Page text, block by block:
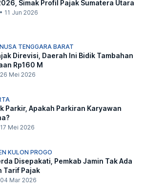
Simak Profil Pajak Sumatera Utara
• 11 Jun 2026
TENGGARA BARAT
Direvisi, Daerah Ini Bidik Tambahan
Rp160 M
26 Mei 2026
Parkir, Apakah Parkiran Karyawan
17 Mei 2026
KULON PROGO
Disepakati, Pemkab Jamin Tak Ada
Tarif Pajak
04 Mar 2026